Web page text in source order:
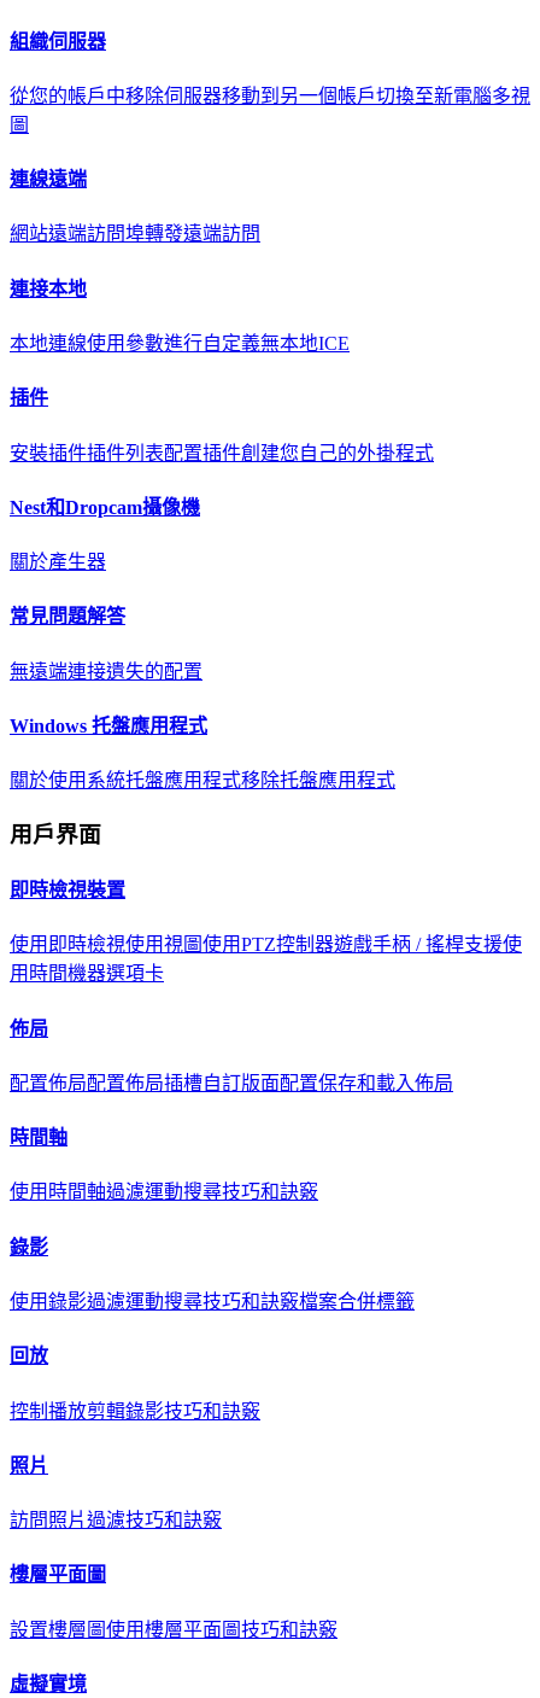
組織伺服器
從您的帳戶中移除伺服器移動到另一個帳戶切換至新電腦多視
圖
連線遠端
網站遠端訪問埠轉發遠端訪問
連接本地
本地連線使用參數進行自定義無本地ICE
插件
安裝插件插件列表配置插件創建您自己的外掛程式
Nest和Dropcam攝像機
關於產生器
常見問題解答
無遠端連接遺失的配置
Windows 托盤應用程式
關於使用系統托盤應用程式移除托盤應用程式
用戶界面
即時檢視裝置
使用即時檢視使用視圖使用PTZ控制器遊戲手柄 / 搖桿支援使
用時間機器選項卡
佈局
配置佈局配置佈局插槽自訂版面配置保存和載入佈局
時間軸
使用時間軸過濾運動搜尋技巧和訣竅
錄影
使用錄影過濾運動搜尋技巧和訣竅檔案合併標籤
回放
控制播放剪輯錄影技巧和訣竅
照片
訪問照片過濾技巧和訣竅
樓層平面圖
設置樓層圖使用樓層平面圖技巧和訣竅
虛擬實境